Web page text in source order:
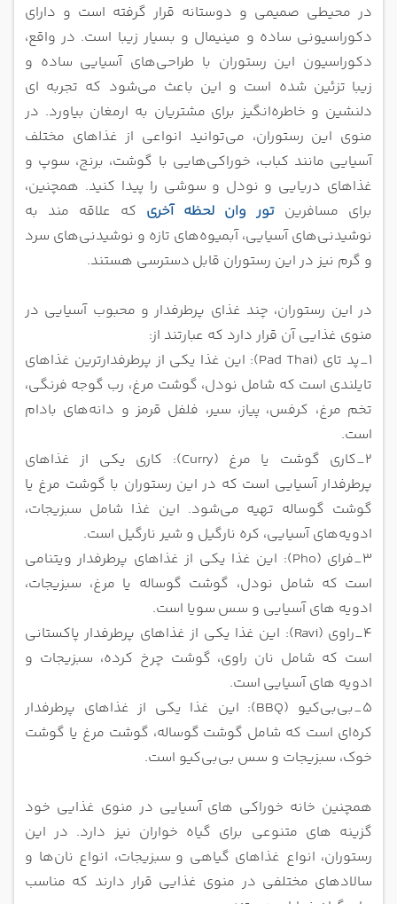
در محیطی صمیمی و دوستانه قرار گرفته است و دارای
دکوراسیونی ساده و مینیمال و بسیار زیبا است. در واقع،
دکوراسیون این رستوران با طراحی‌های آسیایی ساده و
زیبا تزئین شده است و این باعث می‌شود که تجربه‌ ای
دلنشین و خاطره‌انگیز برای مشتریان به ارمغان بیاورد. در
منوی این رستوران، می‌توانید انواعی از غذاهای مختلف
آسیایی مانند کباب، خوراکی‌هایی با گوشت، برنج، سوپ و
غذاهای دریایی و نودل و سوشی را پیدا کنید. همچنین،
برای مسافرین تور وان لحظه آخری که علاقه‌ مند به
نوشیدنی‌های آسیایی، آبمیوه‌های تازه و نوشیدنی‌های سرد
و گرم نیز در این رستوران قابل دسترسی هستند.
در این رستوران، چند غذای پرطرفدار و محبوب آسیایی در
منوی غذایی آن قرار دارد که عبارتند از:
1_پد تای (Pad Thai): این غذا یکی از پرطرفدارترین غذاهای
تایلندی است که شامل نودل، گوشت مرغ، رب گوجه ‌فرنگی،
تخم مرغ، کرفس، پیاز، سیر، فلفل قرمز و دانه‌های بادام
است.
2_کاری گوشت یا مرغ (Curry): کاری یکی از غذاهای
پرطرفدار آسیایی است که در این رستوران با گوشت مرغ یا
گوشت گوساله تهیه می‌شود. این غذا شامل سبزیجات،
ادویه‌های آسیایی، کره نارگیل و شیر نارگیل است.
3_فرای (Pho): این غذا یکی از غذاهای پرطرفدار ویتنامی
است که شامل نودل، گوشت گوساله یا مرغ، سبزیجات،
ادویه‌ های آسیایی و سس سویا است.
4_راوی (Ravi): این غذا یکی از غذاهای پرطرفدار پاکستانی
است که شامل نان راوی، گوشت چرخ کرده، سبزیجات و
ادویه‌ های آسیایی است.
5_بی‌بی‌کیو (BBQ): این غذا یکی از غذاهای پرطرفدار
کره‌ای است که شامل گوشت گوساله، گوشت مرغ یا گوشت
خوک، سبزیجات و سس بی‌بی‌کیو است.
همچنین خانه خوراکی های آسیایی در منوی غذایی خود
گزینه‌ های متنوعی برای گیاه‌ خواران نیز دارد. در این
رستوران، انواع غذاهای گیاهی و سبزیجات، انواع نان‌ها و
سالادهای مختلفی در منوی غذایی قرار دارند که مناسب